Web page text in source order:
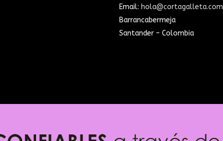
Email: hola@cortagalleta.com
Barrancabermeja
Santander – Colombia